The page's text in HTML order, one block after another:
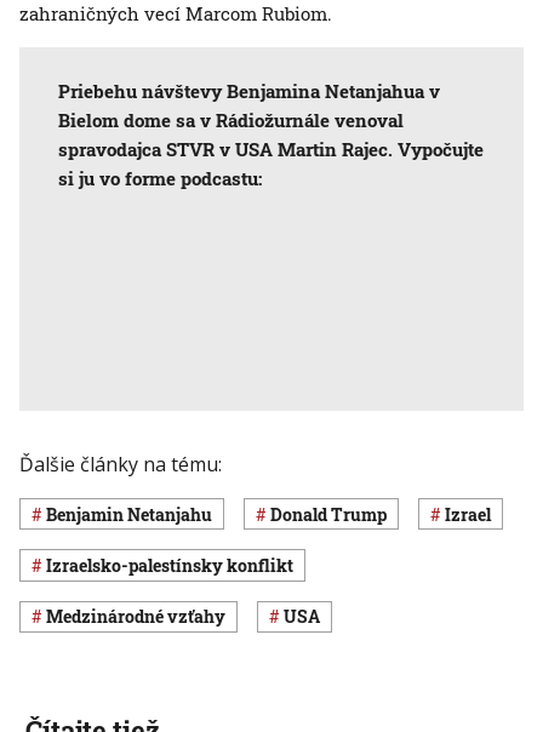
zahraničných vecí Marcom Rubiom.
Priebehu návštevy Benjamina Netanjahua v
Bielom dome sa v Rádiožurnále venoval
spravodajca STVR v USA Martin Rajec. Vypočujte
si ju vo forme podcastu:
Ďalšie články na tému:
Benjamin Netanjahu Donald Trump Izrael
izraelsko-palestínsky konflikt
medzinárodné vzťahy USA